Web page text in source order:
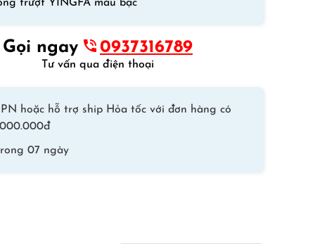
Đỏ
số
lượng
trượt YINGFA màu bạc
Gọi ngay 0937316789
Tư vấn qua điện thoại
hoặc hỗ trợ ship Hỏa tốc với đơn hàng có
07 ngày